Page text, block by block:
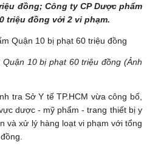
đồng; Công ty CP Dược phẩm
triệu đồng với 2 vi phạm.
10 bị phạt 60 triệu đồng (Ảnh
tra Sở Y tế TP.HCM vừa công bố,
dược - mỹ phẩm - trang thiết bị y
và xử lý hàng loạt vi phạm với tổng